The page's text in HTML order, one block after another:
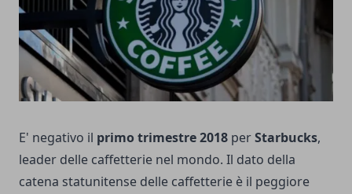
E' negativo il primo trimestre 2018 perStarbucks,
leader delle caffetterie nel mondo. Il dato della
catena statunitense delle caffetterie è il peggiore